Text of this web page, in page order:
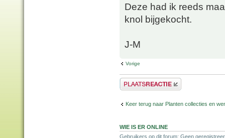
Deze had ik reeds
knol bijgekocht.
J-M
Vorige
Plaats een reactie
Keer terug naar Planten collecties en
WIE IS ER ONLINE
Gebruikers op dit forum: Geen